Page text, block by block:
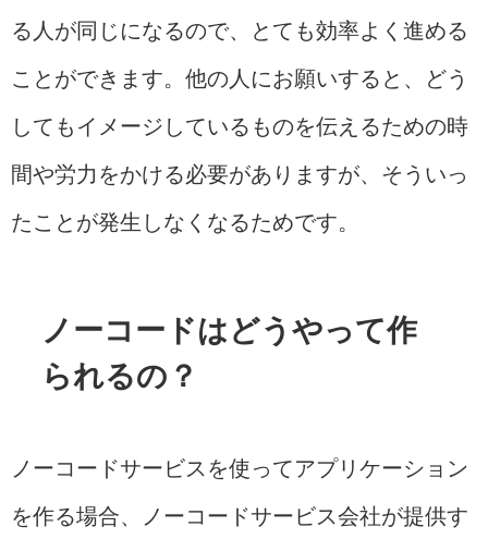
る人が同じになるので、とても効率よく進める
ことができます。他の人にお願いすると、どう
してもイメージしているものを伝えるための時
間や労力をかける必要がありますが、そういっ
たことが発生しなくなるためです。
ノーコードはどうやって作
られるの？
ノーコードサービスを使ってアプリケーション
を作る場合、ノーコードサービス会社が提供す